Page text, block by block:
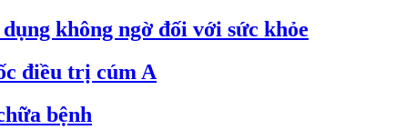
không ngờ đối với sức khỏe
điều trị cúm A
bệnh